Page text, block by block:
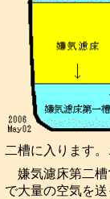
二槽に入ります
嫌気濾床第二
で大量の空気を